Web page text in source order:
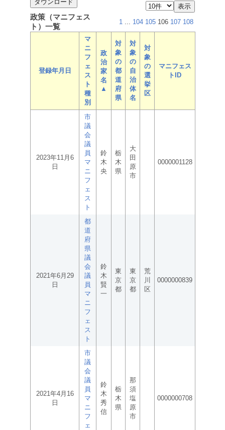
政策（マニフェス
ト）一覧
1 ... 104 105 106 107 108
登録年月日
マ
ニ
フ
ェ
ス
ト
種
別
政
治
家
名
▲
対
象
の
都
道
府
県
対
象
の
自
治
体
名
対
象
の
選
挙
区
マニフェス
トID
2023年11月6
日
市
議
会
議
員
マ
ニ
フ
ェ
ス
ト
鈴
木
央
栃
木
県
大
田
原
市
0000001128
2021年6月29
日
都
道
府
県
議
会
議
員
マ
ニ
フ
ェ
ス
ト
鈴
木
賢
一
東
京
都
東
京
都
荒
川
区
0000000839
2021年4月16
日
市
議
会
議
員
マ
ニ
フ
ェ
鈴
木
秀
信
栃
木
県
那
須
塩
原
市
0000000708